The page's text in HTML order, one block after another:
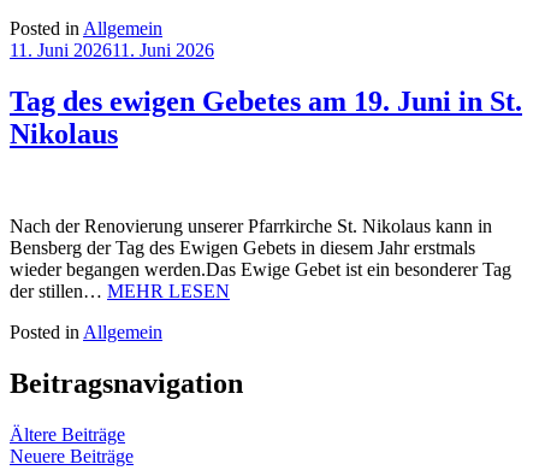
Posted in Allgemein
11. Juni 202611. Juni 2026
Tag des ewigen Gebetes am 19. Juni in St.
Nikolaus
Nach der Renovierung unserer Pfarrkirche St. Nikolaus kann in
Bensberg der Tag des Ewigen Gebets in diesem Jahr erstmals
wieder begangen werden.Das Ewige Gebet ist ein besonderer Tag
der stillen… MEHR LESEN
Posted in Allgemein
Beitragsnavigation
Ältere Beiträge
Neuere Beiträge